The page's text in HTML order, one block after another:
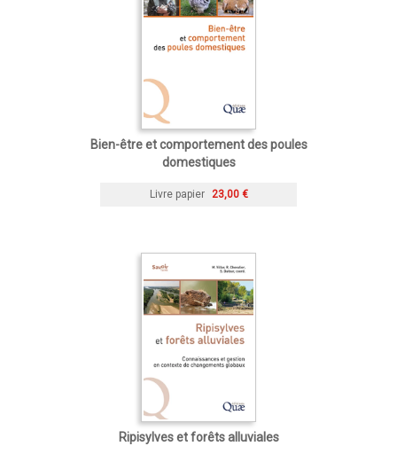
Bien-être et comportement des poules
domestiques
Livre papier 23,00 €
Ripisylves et forêts alluviales